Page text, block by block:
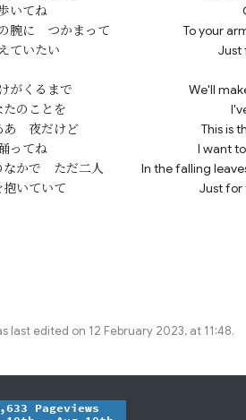
いてね
腕に　つかまって
がくるまで
のことを
　夜だけど
ってね
かで　ただ二人
To your
We'll
This is
I want
In the falling
last edited on 12 February 2023, at 11:48.